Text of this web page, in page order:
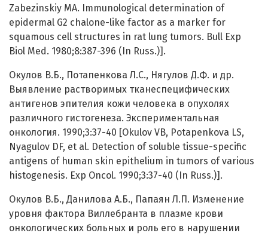
Zabezinskiy MA. Immunological determination of
epidermal G2 chalone-like factor as a marker for
squamous cell structures in rat lung tumors. Bull Exp
Biol Med. 1980;8:387-396 (In Russ.)].
Окулов В.Б., Потапенкова Л.С., Нягулов Д.Ф. и др.
Выявление растворимых тканеспецифических
антигенов эпителия кожи человека в опухолях
различного гистогенеза. Экспериментальная
онкология. 1990;3:37-40 [Okulov VB, Potapenkova LS,
Nyagulov DF, et al. Detection of soluble tissue-specific
antigens of human skin epithelium in tumors of various
histogenesis. Exp Oncol. 1990;3:37-40 (In Russ.)].
Окулов В.Б., Данилова А.Б., Папаян Л.П. Изменение
уровня фактора Виллебранта в плазме крови
онкологических больных и роль его в нарушении